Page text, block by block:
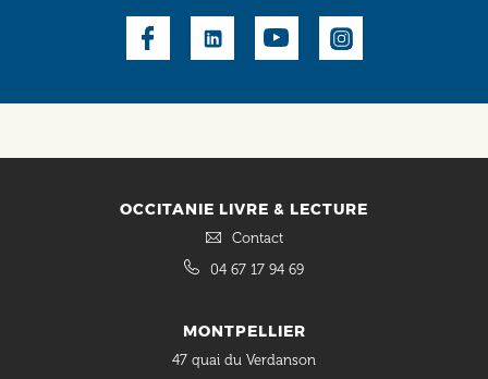
OCCITANIE LIVRE & LECTURE
Contact
04 67 17 94 69
MONTPELLIER
47 quai du Verdanson